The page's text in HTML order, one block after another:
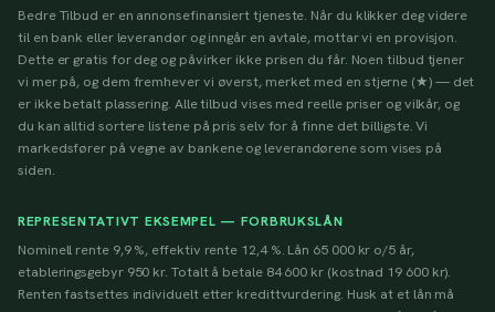
Bedre Tilbud er en annonsefinansiert tjeneste. Når du klikker deg videre
til en bank eller leverandør og inngår en avtale, mottar vi en provisjon.
Dette er gratis for deg og påvirker ikke prisen du får. Noen tilbud tjener
vi mer på, og dem fremhever vi øverst, merket med en stjerne (★) — det
er ikke betalt plassering. Alle tilbud vises med reelle priser og vilkår, og
du kan alltid sortere listene på pris selv for å finne det billigste. Vi
markedsfører på vegne av bankene og leverandørene som vises på
siden.
REPRESENTATIVT EKSEMPEL — FORBRUKSLÅN
Nominell rente 9,9 %, effektiv rente 12,4 %. Lån 65 000 kr o/5 år,
etableringsgebyr 950 kr. Totalt å betale 84 600 kr (kostnad 19 600 kr).
Renten fastsettes individuelt etter kredittvurdering. Husk at et lån må